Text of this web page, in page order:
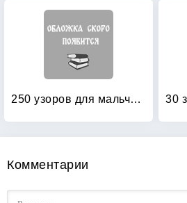
250 узоров для мальчиков и девочек
Комментарии